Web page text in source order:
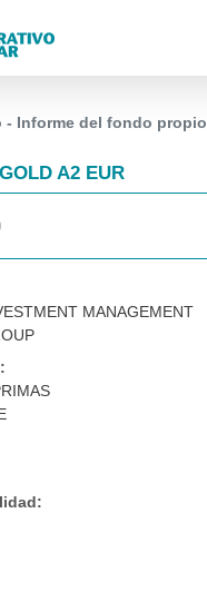
- Informe del fondo propio
A2 EUR
MANAGEMENT